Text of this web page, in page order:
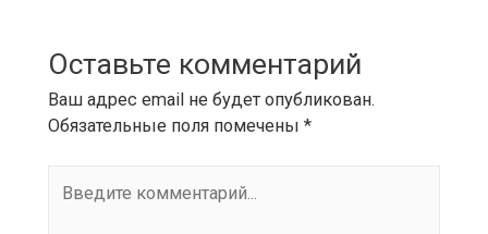
Оставьте комментарий
Ваш адрес email не будет опубликован.
Обязательные поля помечены *